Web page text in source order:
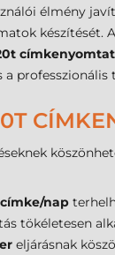
élmény
készítését.
a
nap
tökéletesen
eljárásnak